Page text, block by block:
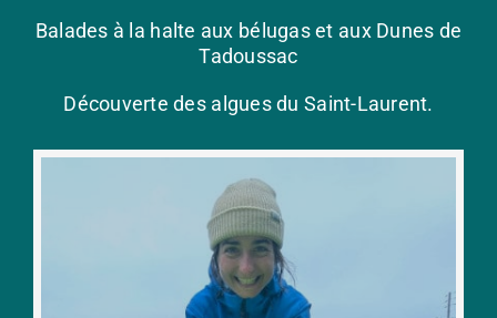
Balades à la halte aux bélugas et aux Dunes de
Tadoussac
Découverte des algues du Saint-Laurent.